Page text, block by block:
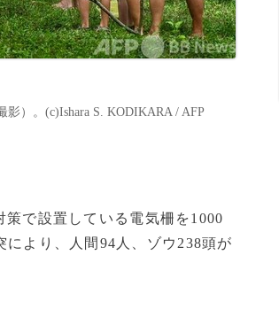
）。(c)Ishara S. KODIKARA / AFP
策で設置している電気柵を1000
より、人間94人、ゾウ238頭が